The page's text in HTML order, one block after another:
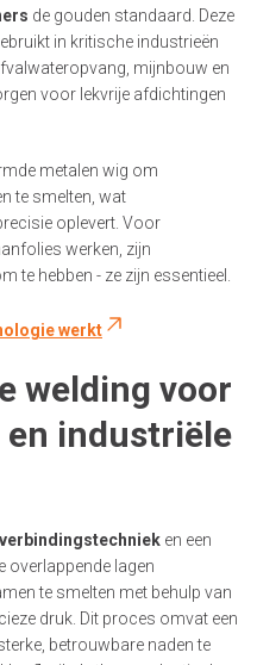
de gouden standaard. Deze
in kritische industrieën
mijnbouw en
voor lekvrije afdichtingen
metalen wig om
te smelten, wat
oplevert. Voor
werken, zijn
te hebben - ze zijn essentieel.
werkt
welding voor
industriële
en een
overlappende lagen
te smelten met behulp van
druk. Dit proces omvat een
betrouwbare naden te